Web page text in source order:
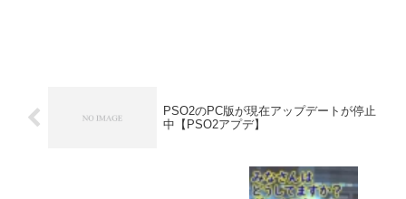
PSO2のPC版が現在アップデートが停止
中【PSO2アプデ】